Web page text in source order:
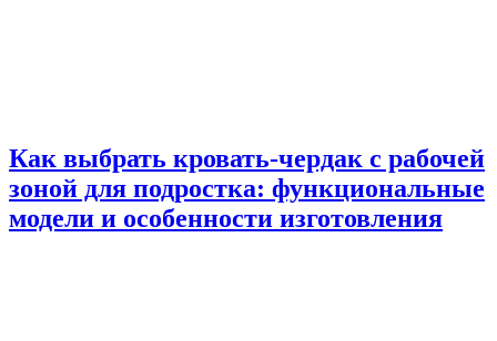
Как выбрать кровать-чердак с рабочей
зоной для подростка: функциональные
модели и особенности изготовления